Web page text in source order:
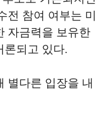
전 참여 여부는 미
자금력을 보유한
론되고 있다.
별다른 입장을 내